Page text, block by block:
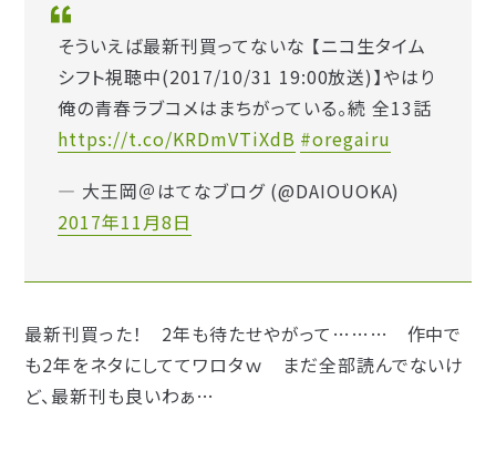
そういえば最新刊買ってないな 【ニコ生タイム
シフト視聴中(2017/10/31 19:00放送)】やはり
俺の青春ラブコメはまちがっている。続 全13話
https://t.co/KRDmVTiXdB #oregairu
— 大王岡＠はてなブログ (@DAIOUOKA)
2017年11月8日
最新刊買った！ 2年も待たせやがって……… 作中で
も2年をネタにしててワロタｗ まだ全部読んでないけ
ど、最新刊も良いわぁ…